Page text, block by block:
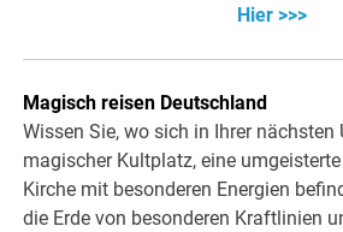
Hier >>>
Magisch reisen Deutschland
Wissen Sie, wo sich in Ihrer nächsten
magischer Kultplatz, eine
Kirche mit besonderen Energien
die Erde von besonderen Kraftlinien